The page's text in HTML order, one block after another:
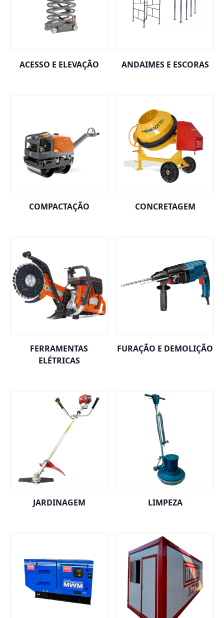
ACESSO E ELEVAÇÃO ANDAIMES E ESCORAS
COMPACTAÇÃO CONCRETAGEM
FERRAMENTAS
ELÉTRICAS
FURAÇÃO E DEMOLIÇÃO
JARDINAGEM LIMPEZA